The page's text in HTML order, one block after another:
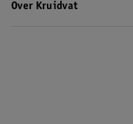
Over Kruidvat